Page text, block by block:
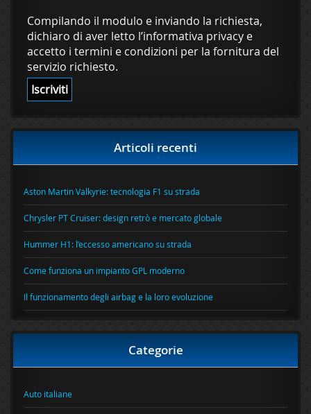
Compilando il modulo e inviando la richiesta,
dichiaro di aver letto l’informativa privacy e
accetto i termini e condizioni per la fornitura del
servizio richiesto.
Articoli recenti
Aston Martin Valkyrie: tecnologia F1 su strada
Chrysler PT Cruiser: design retrò e mercato globale
Hummer H1: l’eccesso americano su strada
Come funziona un impianto GPL moderno
Il funzionamento degli airbag e la loro evoluzione
Categorie
Auto italiane